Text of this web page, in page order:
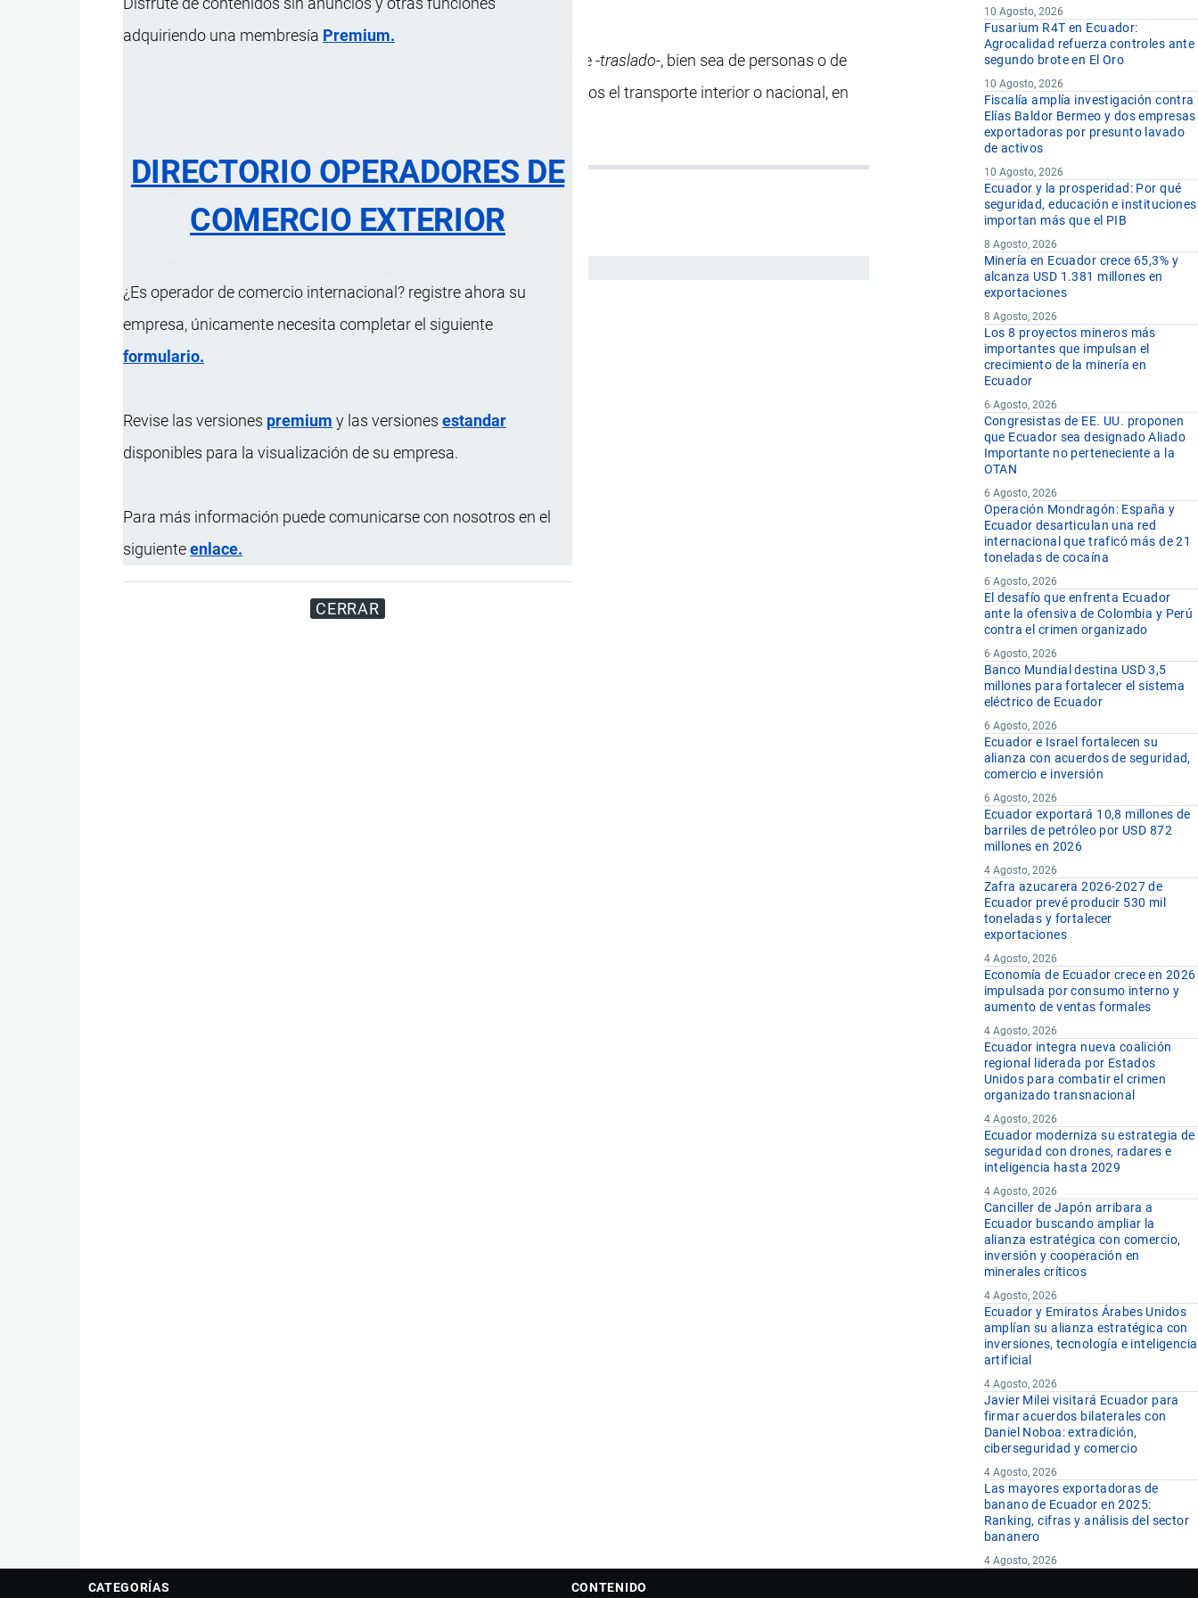
adquiriendo una membresía Premium.
DIRECTORIO OPERADORES DE
COMERCIO EXTERIOR
¿Es operador de comercio internacional? registre ahora su
empresa, únicamente necesita completar el siguiente
formulario.
Revise las versiones premium y las versiones estandar
disponibles para la visualización de su empresa.
Para más información puede comunicarse con nosotros en el
siguienteenlace.
CERRAR
La etimología de la palabra transporte implica un concepto de -traslado-, bien sea de personas o de
cosas, si el transporte se realiza sin cruce de fronteras, tenemos el transporte interior o nacional, en
10 Agosto, 2026
Fusarium R4T en Ecuador:
Agrocalidad refuerza controles ante
segundo brote en El Oro
10 Agosto, 2026
Fiscalía amplía investigación contra
Elías Baldor Bermeo y dos empresas
exportadoras por presunto lavado
de activos
10 Agosto, 2026
Ecuador y la prosperidad: Por qué
seguridad, educación e instituciones
importan más que el PIB
8 Agosto, 2026
Minería en Ecuador crece 65,3% y
alcanza USD 1.381 millones en
exportaciones
8 Agosto, 2026
Los 8 proyectos mineros más
importantes que impulsan el
crecimiento de la minería en
Ecuador
6 Agosto, 2026
Congresistas de EE. UU. proponen
que Ecuador sea designado Aliado
Importante no perteneciente a la
OTAN
6 Agosto, 2026
Operación Mondragón: España y
Ecuador desarticulan una red
internacional que traficó más de 21
toneladas de cocaína
6 Agosto, 2026
El desafío que enfrenta Ecuador
ante la ofensiva de Colombia y Perú
contra el crimen organizado
6 Agosto, 2026
Banco Mundial destina USD 3,5
millones para fortalecer el sistema
eléctrico de Ecuador
6 Agosto, 2026
Ecuador e Israel fortalecen su
alianza con acuerdos de seguridad,
comercio e inversión
6 Agosto, 2026
Ecuador exportará 10,8 millones de
barriles de petróleo por USD 872
millones en 2026
4 Agosto, 2026
Zafra azucarera 2026-2027 de
Ecuador prevé producir 530 mil
toneladas y fortalecer
exportaciones
4 Agosto, 2026
Economía de Ecuador crece en 2026
impulsada por consumo interno y
aumento de ventas formales
4 Agosto, 2026
Ecuador integra nueva coalición
regional liderada por Estados
Unidos para combatir el crimen
organizado transnacional
4 Agosto, 2026
Ecuador moderniza su estrategia de
seguridad con drones, radares e
inteligencia hasta 2029
4 Agosto, 2026
Canciller de Japón arribara a
Ecuador buscando ampliar la
alianza estratégica con comercio,
inversión y cooperación en
minerales críticos
4 Agosto, 2026
Ecuador y Emiratos Árabes Unidos
amplían su alianza estratégica con
inversiones, tecnología e inteligencia
artificial
4 Agosto, 2026
Javier Milei visitará Ecuador para
firmar acuerdos bilaterales con
Daniel Noboa: extradición,
ciberseguridad y comercio
4 Agosto, 2026
Las mayores exportadoras de
banano de Ecuador en 2025:
Ranking, cifras y análisis del sector
bananero
4 Agosto, 2026
CATEGORÍAS CONTENIDO